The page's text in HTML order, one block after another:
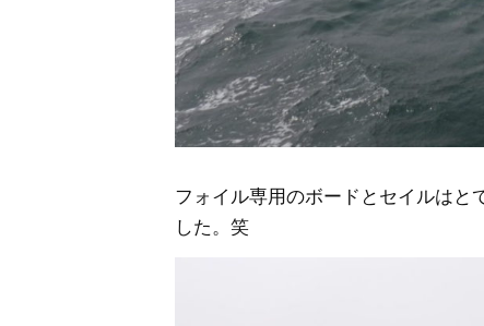
フォイル専用のボードとセイルはと
した。笑